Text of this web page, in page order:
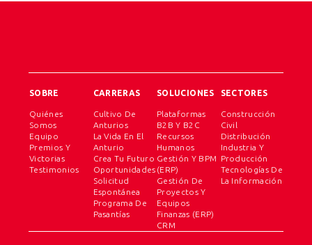
SOBRE
Quiénes
Somos
Equipo
Premios Y
Victorias
Testimonios
CARRERAS
Cultivo De
Anturios
La Vida En El
Anturio
Crea Tu Futuro
Oportunidades
Solicitud
Espontánea
Programa De
Pasantías
SOLUCIONES
Plataformas
B2B Y B2C
Recursos
Humanos
Gestión Y BPM
(ERP)
Gestión De
Proyectos Y
Equipos
Finanzas (ERP)
CRM
SECTORES
Construcción
Civil
Distribución
Industria Y
Producción
Tecnologías De
La Información